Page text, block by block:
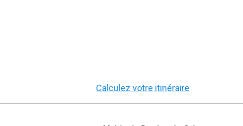
Calculez votre itinéraire